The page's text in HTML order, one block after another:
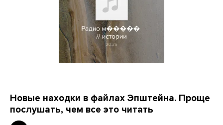
Новые находки в файлах Эпштейна. Проще
послушать, чем все это читать